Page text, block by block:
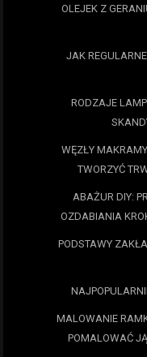
OLEJEK Z
JAK
RODZAJE
WĘZŁY
TWORZYĆ
ABAŻUR DIY:
OZDABIANIA
PODSTAWY
MALOWANIE
POMALOWAĆ